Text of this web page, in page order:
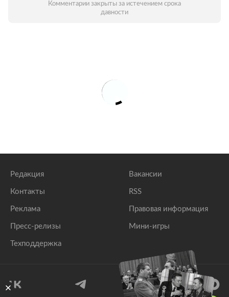
Комментарии закрыты за истечением срока
давности
Редакция
Контакты
Реклама
Пресс-релизы
Техподдержка
Вакансии
RSS
Правовая информация
Мини-игры